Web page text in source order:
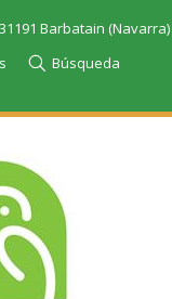
Barbatain (Navarra)
Búsqueda